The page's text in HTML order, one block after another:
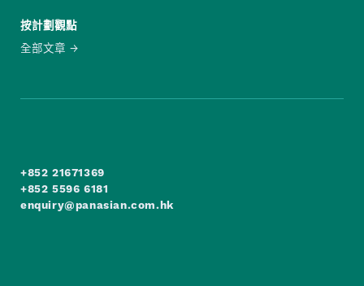
按計劃觀點
全部文章
+852 21671369
+852 5596 6181
enquiry@panasian.com.hk